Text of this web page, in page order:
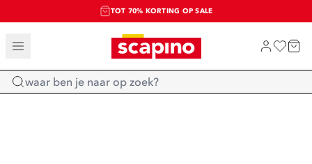
TOT 70% KORTING OP SALE
SALE: LAATSTE KANS!
SHOP NIEUW
Home